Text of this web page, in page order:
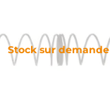
Stock sur demande